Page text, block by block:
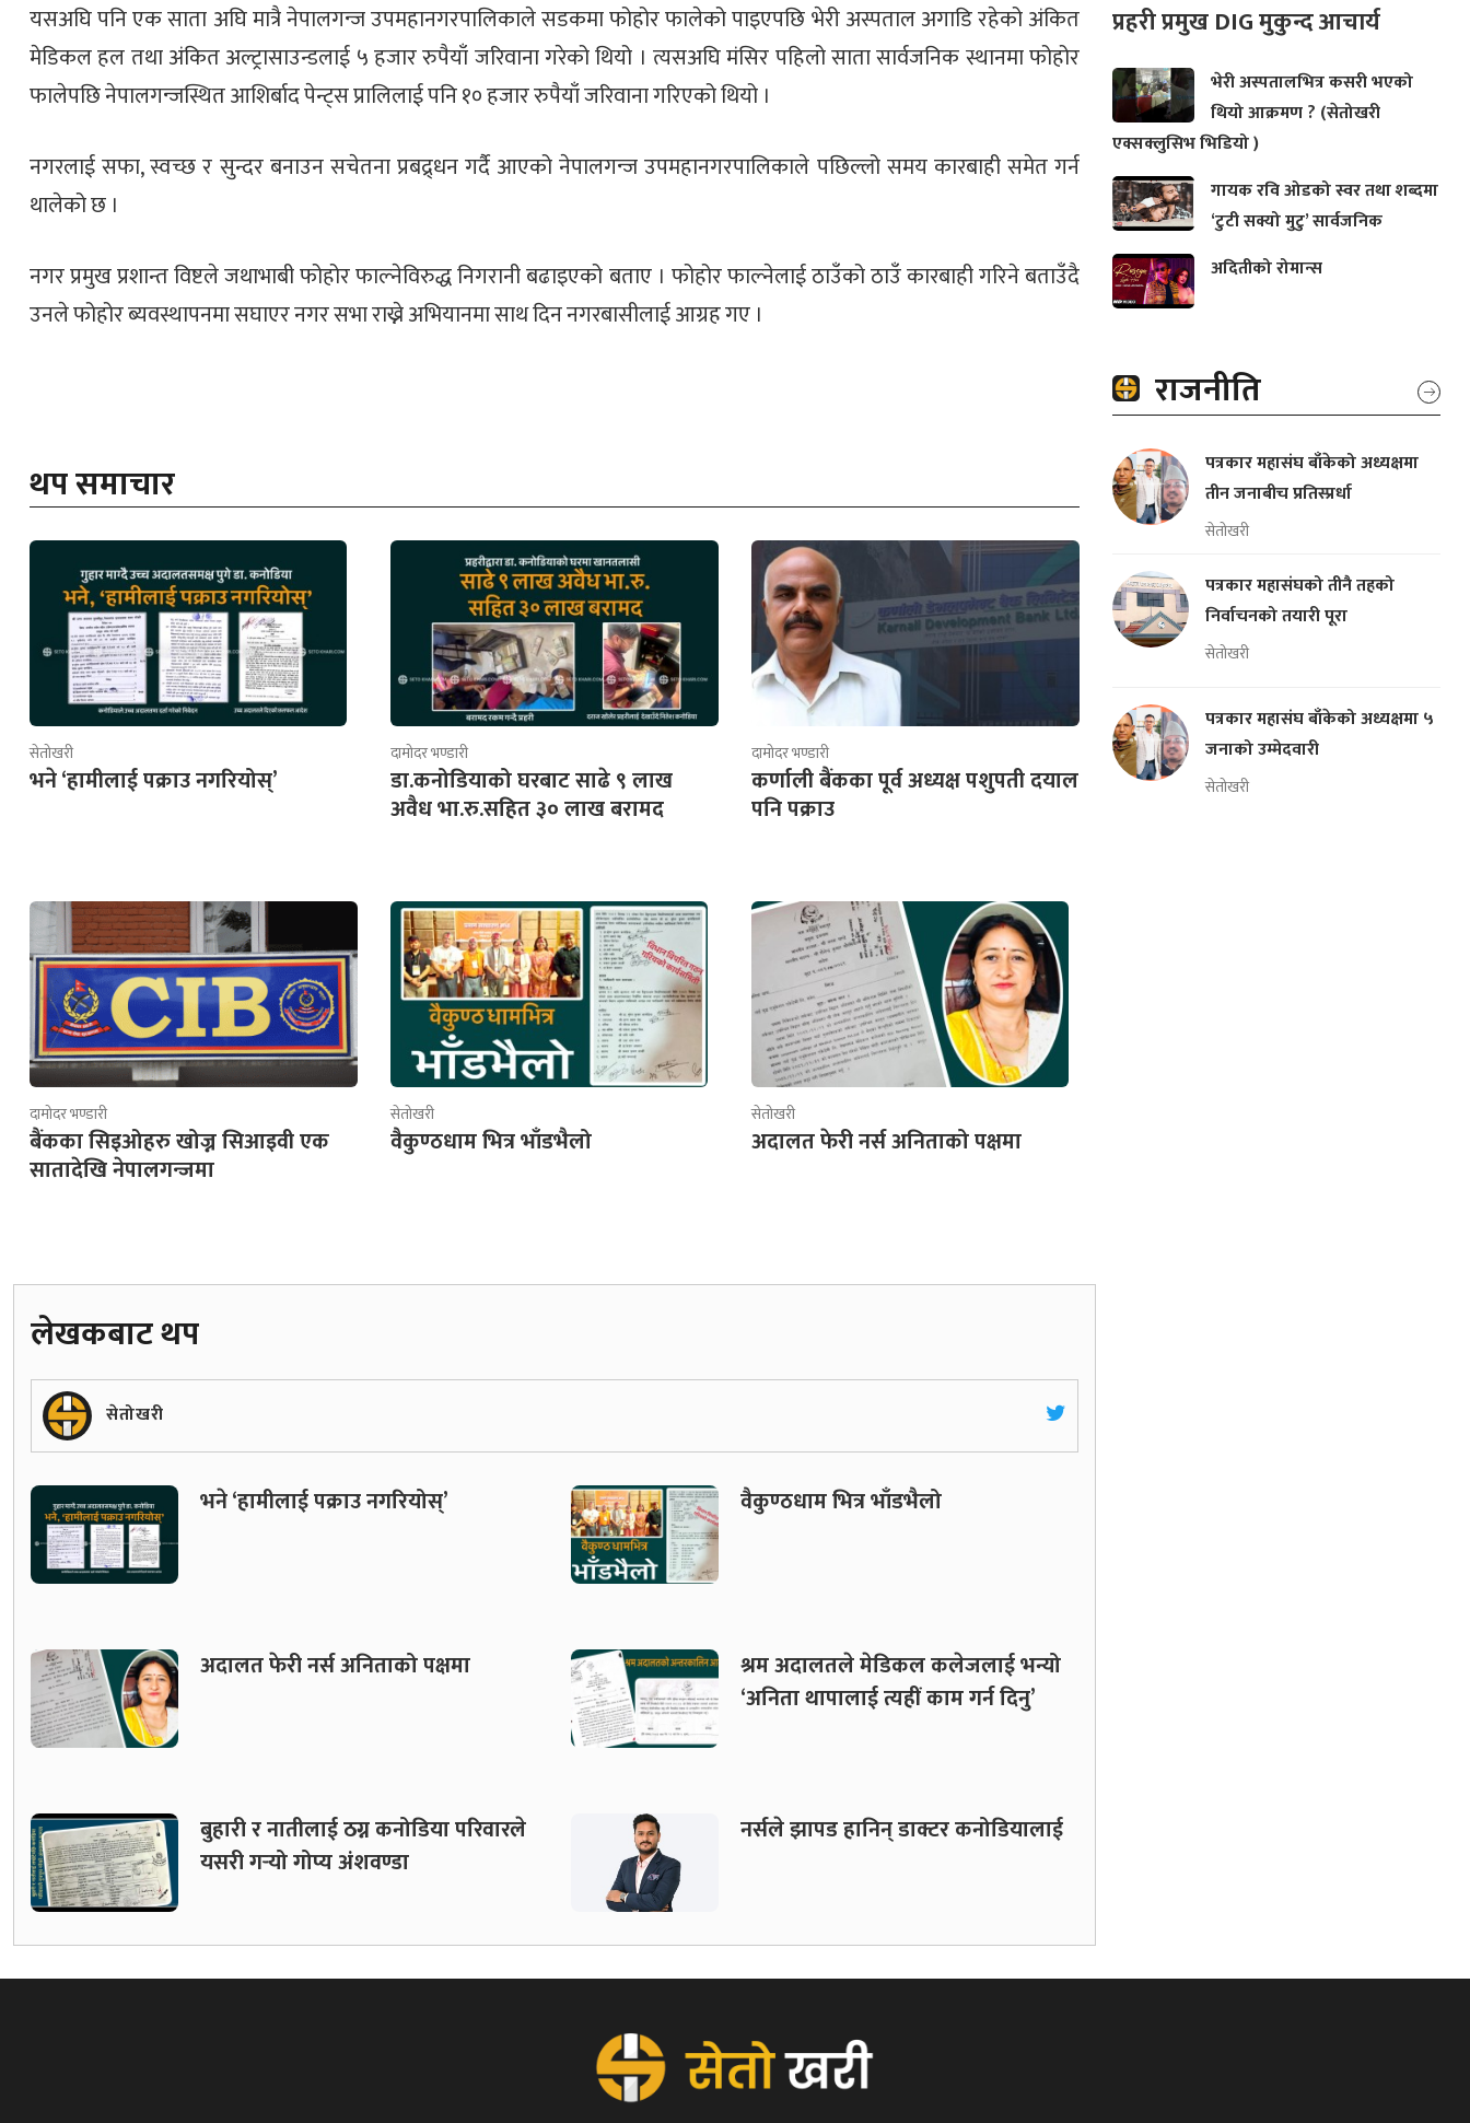
यसअघि पनि एक साता अघि मात्रै नेपालगन्ज उपमहानगरपालिकाले सडकमा फोहोर फालेको पाइएपछि भेरी अस्पताल अगाडि रहेको अंकित
मेडिकल हल तथा अंकित अल्ट्रासाउन्डलाई ५ हजार रुपैयाँ जरिवाना गरेको थियो । त्यसअघि मंसिर पहिलो साता सार्वजनिक स्थानमा फोहोर
फालेपछि नेपालगन्जस्थित आशिर्बाद पेन्ट्स प्रालिलाई पनि १० हजार रुपैयाँ जरिवाना गरिएको थियो ।
नगरलाई सफा, स्वच्छ र सुन्दर बनाउन सचेतना प्रबद्र्धन गर्दै आएको नेपालगन्ज उपमहानगरपालिकाले पछिल्लो समय कारबाही समेत गर्न
थालेको छ ।
नगर प्रमुख प्रशान्त विष्टले जथाभाबी फोहोर फाल्नेविरुद्ध निगरानी बढाइएको बताए । फोहोर फाल्नेलाई ठाउँको ठाउँ कारबाही गरिने बताउँदै
उनले फोहोर ब्यवस्थापनमा सघाएर नगर सभा राख्ने अभियानमा साथ दिन नगरबासीलाई आग्रह गए ।
थप समाचार
सेतोखरी
भने ‘हामीलाई पक्राउ नगरियोस्’
दामोदर भण्डारी
डा.कनोडियाको घरबाट साढे ९ लाख
अवैध भा.रु.सहित ३० लाख बरामद
दामोदर भण्डारी
कर्णाली बैंकका पूर्व अध्यक्ष पशुपती दयाल
पनि पक्राउ
दामोदर भण्डारी
बैंकका सिइओहरु खोज्न सिआइवी एक
सातादेखि नेपालगन्जमा
सेतोखरी
वैकुण्ठधाम भित्र भाँडभैलो
सेतोखरी
अदालत फेरी नर्स अनिताको पक्षमा
लेखकबाट थप
सेतोखरी
भने ‘हामीलाई पक्राउ नगरियोस्’ वैकुण्ठधाम भित्र भाँडभैलो
अदालत फेरी नर्स अनिताको पक्षमा
श्रम अदालतले मेडिकल कलेजलाई भन्यो
‘अनिता थापालाई त्यहीं काम गर्न दिनु’
बुहारी र नातीलाई ठग्न कनोडिया परिवारले
यसरी गर्‍यो गोप्य अंशवण्डा
नर्सले झापड हानिन् डाक्टर कनोडियालाई
प्रहरी प्रमुख DIG मुकुन्द आचार्य
भेरी अस्पतालभित्र कसरी भएको
थियो आक्रमण ? (सेतोखरी
एक्सक्लुसिभ भिडियो )
गायक रवि ओडको स्वर तथा शब्दमा
‘टुटी सक्यो मुटु’ सार्वजनिक
अदितीको रोमान्स
राजनीति
पत्रकार महासंघ बाँकेको अध्यक्षमा
तीन जनाबीच प्रतिस्प्रर्धा
सेतोखरी
पत्रकार महासंघको तीनै तहको
निर्वाचनको तयारी पूरा
सेतोखरी
पत्रकार महासंघ बाँकेको अध्यक्षमा ५
जनाको उम्मेदवारी
सेतोखरी